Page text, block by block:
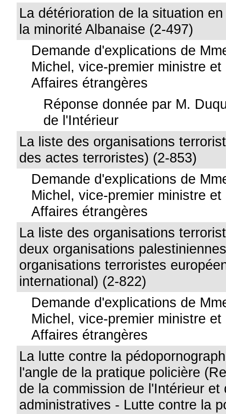
La détérioration de la situation
la minorité Albanaise (2-497)
Demande d'explications de
Michel, vice-premier ministre
Affaires étrangères
Réponse donnée par M.
de l'Intérieur
La liste des organisations
des actes terroristes) (2-853)
Demande d'explications de
Michel, vice-premier ministre
Affaires étrangères
La liste des organisations
deux organisations
organisations terroristes
international) (2-822)
Demande d'explications de
Michel, vice-premier ministre
Affaires étrangères
La lutte contre la
l'angle de la pratique policière
de la commission de l'Intérieur et
administratives - Lutte contre la